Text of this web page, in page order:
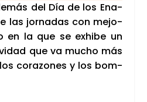
del Día de los Ena­
las jor­na­das con mejo­
en la que se exhi­be un
que va mucho más
cora­zo­nes y los bom­